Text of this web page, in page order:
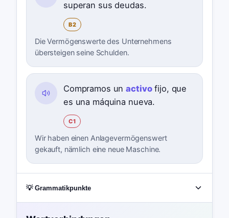
superan sus deudas.
B2
Die Vermögenswerte des Unternehmens
übersteigen seine Schulden.
Compramos unactivofijo, que
es una máquina nueva.
C1
Wir haben einen Anlagevermögenswert
gekauft, nämlich eine neue Maschine.
💡 Grammatikpunkte